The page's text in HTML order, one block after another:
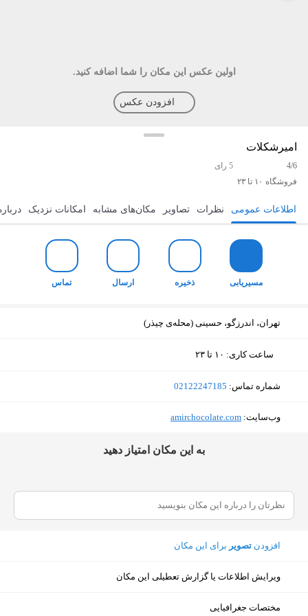
اولین عکس این مکان را شما اضافه کنید.
افزودن عکس
امیرشکلات
4/6
5 رای
فروشگاه ۱۰ تا ۲۳
مسیریابی ذخیره ارسال تماس اطلاعات عمومی نظرات تصاویر مکان‌های مشابه امکانات نزدیک
مسیریابی ذخیره ارسال تماس
تهران، اندرزگو، حسینی (محله‌ی چیذر)
ساعت کاری: ۱۰ تا ۲۳
پنجشنبه ۱۰ تا ۲۳
شماره تماس: ‎02122247185
وب‌سایت: ‎amirchocolate.com
ﺑﻪ اﯾﻦ ﻣﮑﺎن اﻣﺘﯿﺎز دﻫﯿﺪ
افزودن تصویر برای این مکان
ویرایش اطلاعات یا گزارش تعطیلی این مکان
مختصات جغرافیایی